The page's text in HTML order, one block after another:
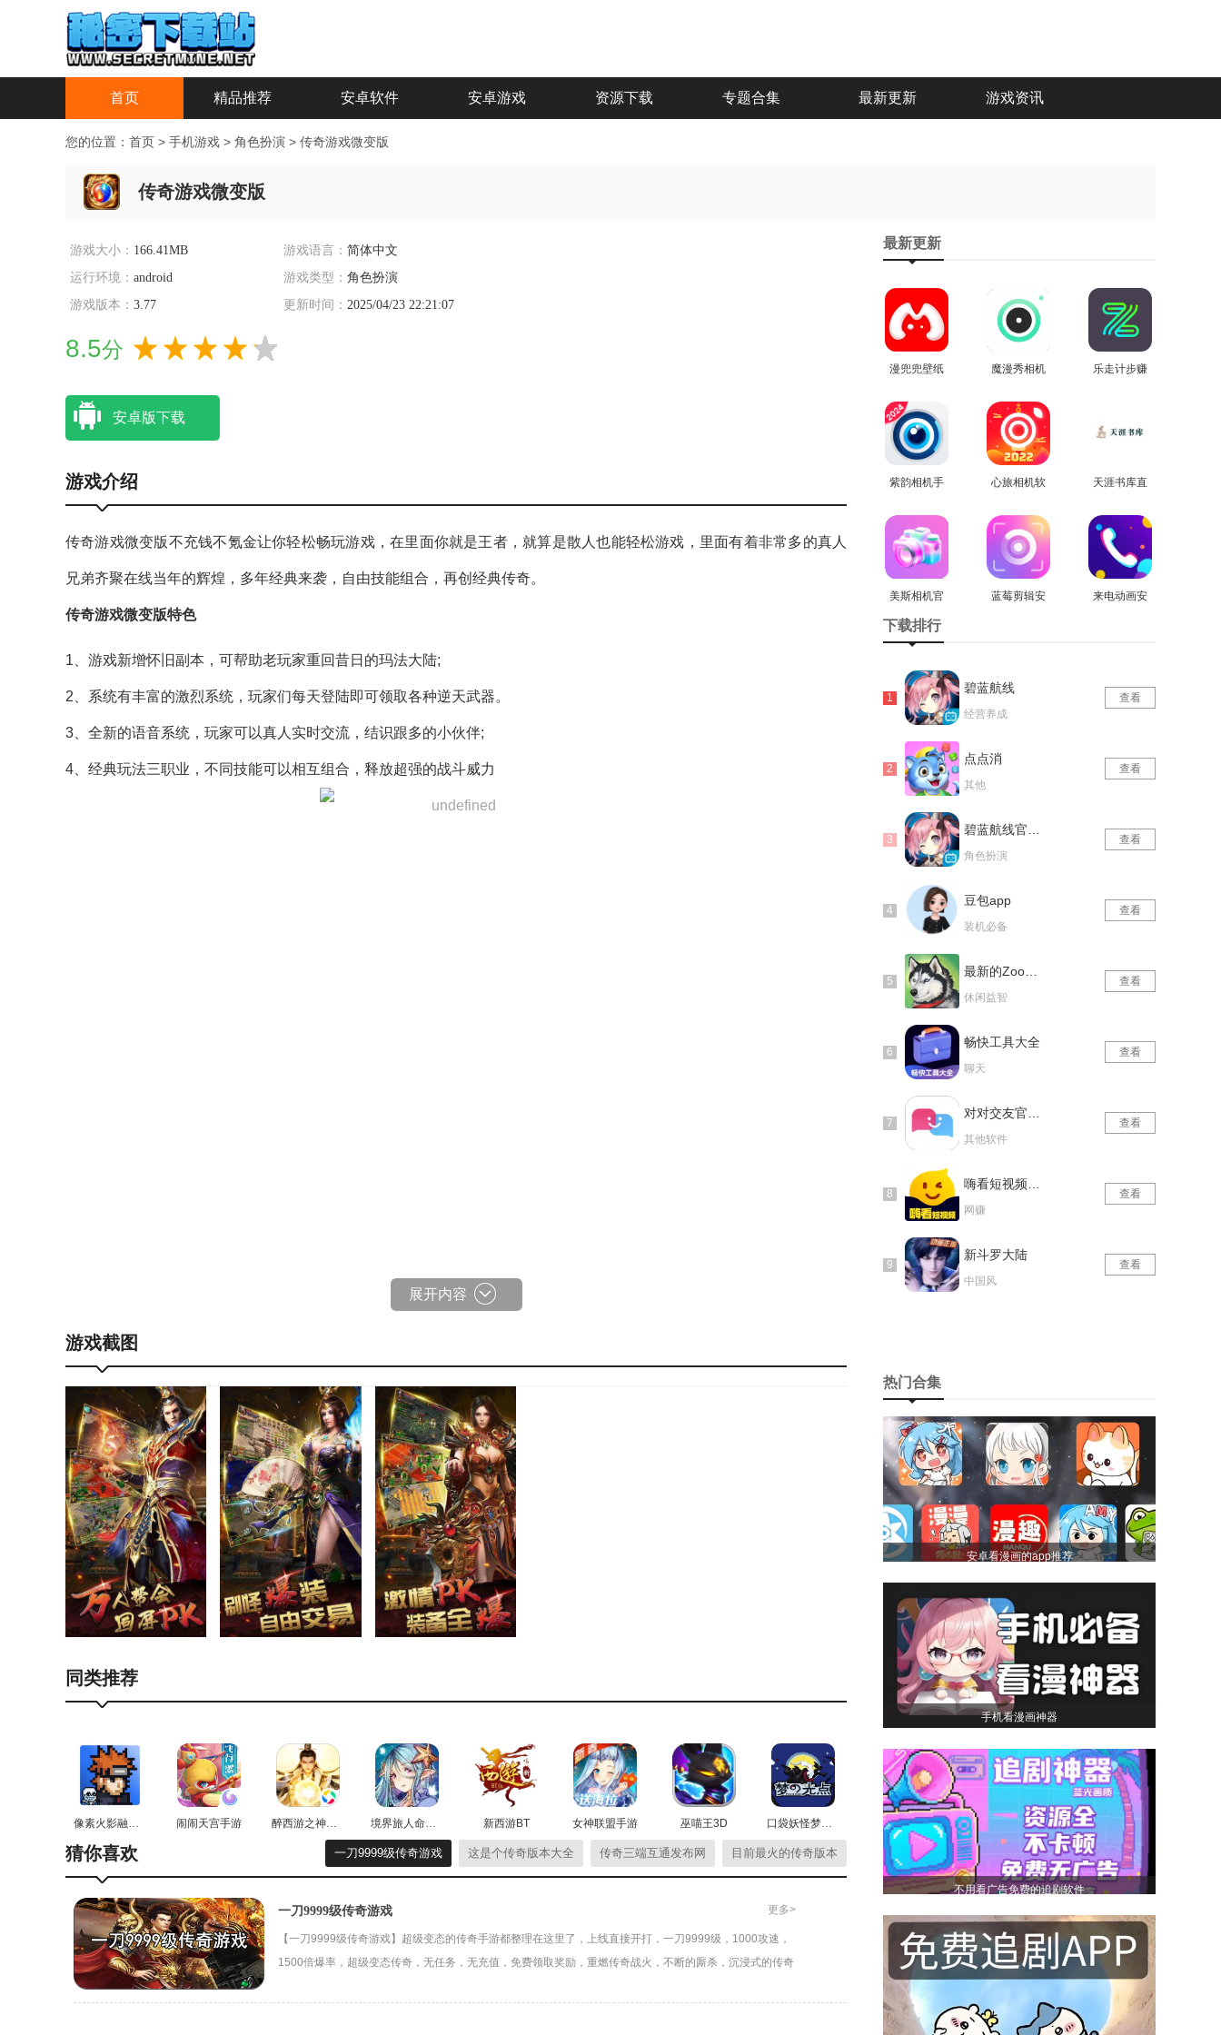
首页 精品推荐 安卓软件 安卓游戏 资源下载 专题合集 最新更新 游戏资讯
您的位置： 首页 > 手机游戏 > 角色扮演 > 传奇游戏微变版
传奇游戏微变版
游戏大小： 166.41MB 游戏语言： 简体中文
运行环境： android 游戏类型： 角色扮演
游戏版本： 3.77 更新时间： 2025/04/23 22:21:07
8.5分
安卓版下载
游戏介绍
传奇游戏微变版不充钱不氪金让你轻松畅玩游戏，在里面你就是王者，就算是散人也能轻松游戏，里面有着非常多的真人
兄弟齐聚在线当年的辉煌，多年经典来袭，自由技能组合，再创经典传奇。
传奇游戏微变版特色
1、游戏新增怀旧副本，可帮助老玩家重回昔日的玛法大陆;
2、系统有丰富的激烈系统，玩家们每天登陆即可领取各种逆天武器。
3、全新的语音系统，玩家可以真人实时交流，结识跟多的小伙伴;
4、经典玩法三职业，不同技能可以相互组合，释放超强的战斗威力
1、超多技能可以让你随意搭配，拒绝千篇一律的单调战斗，行云流水的KO对手;
2、紧张刺激的战场，非常自由的探索模式，激烈的PK竞技。
3、与兄弟一起来开黑，全天开放世界地图，玩家随时随低地畅玩，自由交易哦。
4、游戏非常适合散人或者上班族，不需要耗时，晚上回到家收装备，非常的佛系
传奇游戏微变版说明
展开内容
游戏截图
同类推荐
像素火影融合白绝 闹闹天宫手游 醉西游之神魔之殇 境界旅人命运契约 新西游BT 女神联盟手游 巫喵王3D 口袋妖怪梦的光点
猜你喜欢 一刀9999级传奇游戏 这是个传奇版本大全 传奇三端互通发布网 目前最火的传奇版本
一刀9999级传奇游戏 更多>
【一刀9999级传奇游戏】超级变态的传奇手游都整理在这里了，上线直接开打，一刀9999级，1000攻速，
1500倍爆率，超级变态传奇，无任务，无充值，免费领取奖励，重燃传奇战火，不断的厮杀，沉浸式的传奇
最新更新
漫兜兜壁纸
魔漫秀相机
乐走计步赚
紫韵相机手
心旅相机软
版
天涯书库直
美斯相机官
方正版
查看
蓝莓剪辑安
来电动画安
下载排行
碧蓝航线
经营养成
查看
点点消
其他
查看
角色扮演
查看
豆包app
装机必备
查看
休闲益智
查看
畅快工具大全
聊天
查看
其他软件
查看
网赚
查看
新斗罗大陆
中国风
查看
热门合集
安卓看漫画的app推荐
手机看漫画神器
不用看广告免费的追剧软件